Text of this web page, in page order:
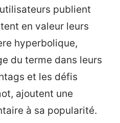
publient
en valeur leurs
hyperbolique,
du terme dans leurs
et les défis
ajoutent une
à sa popularité.